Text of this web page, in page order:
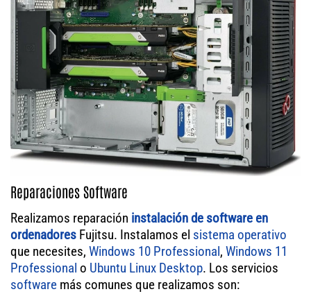
Reparaciones Software
Realizamos reparación instalación de software en
ordenadores Fujitsu. Instalamos el sistema operativo
que necesites, Windows 10 Professional, Windows 11
Professional o Ubuntu Linux Desktop. Los servicios
software más comunes que realizamos son: